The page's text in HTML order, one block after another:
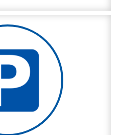
lokacijah na voljo